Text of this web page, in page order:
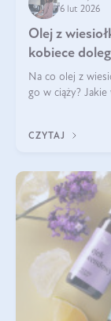
6 lut 2026
Olej z
kobiece
Na co olej z
go w ciąży? Jakie
CZYTAJ